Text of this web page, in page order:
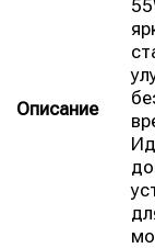
Описание